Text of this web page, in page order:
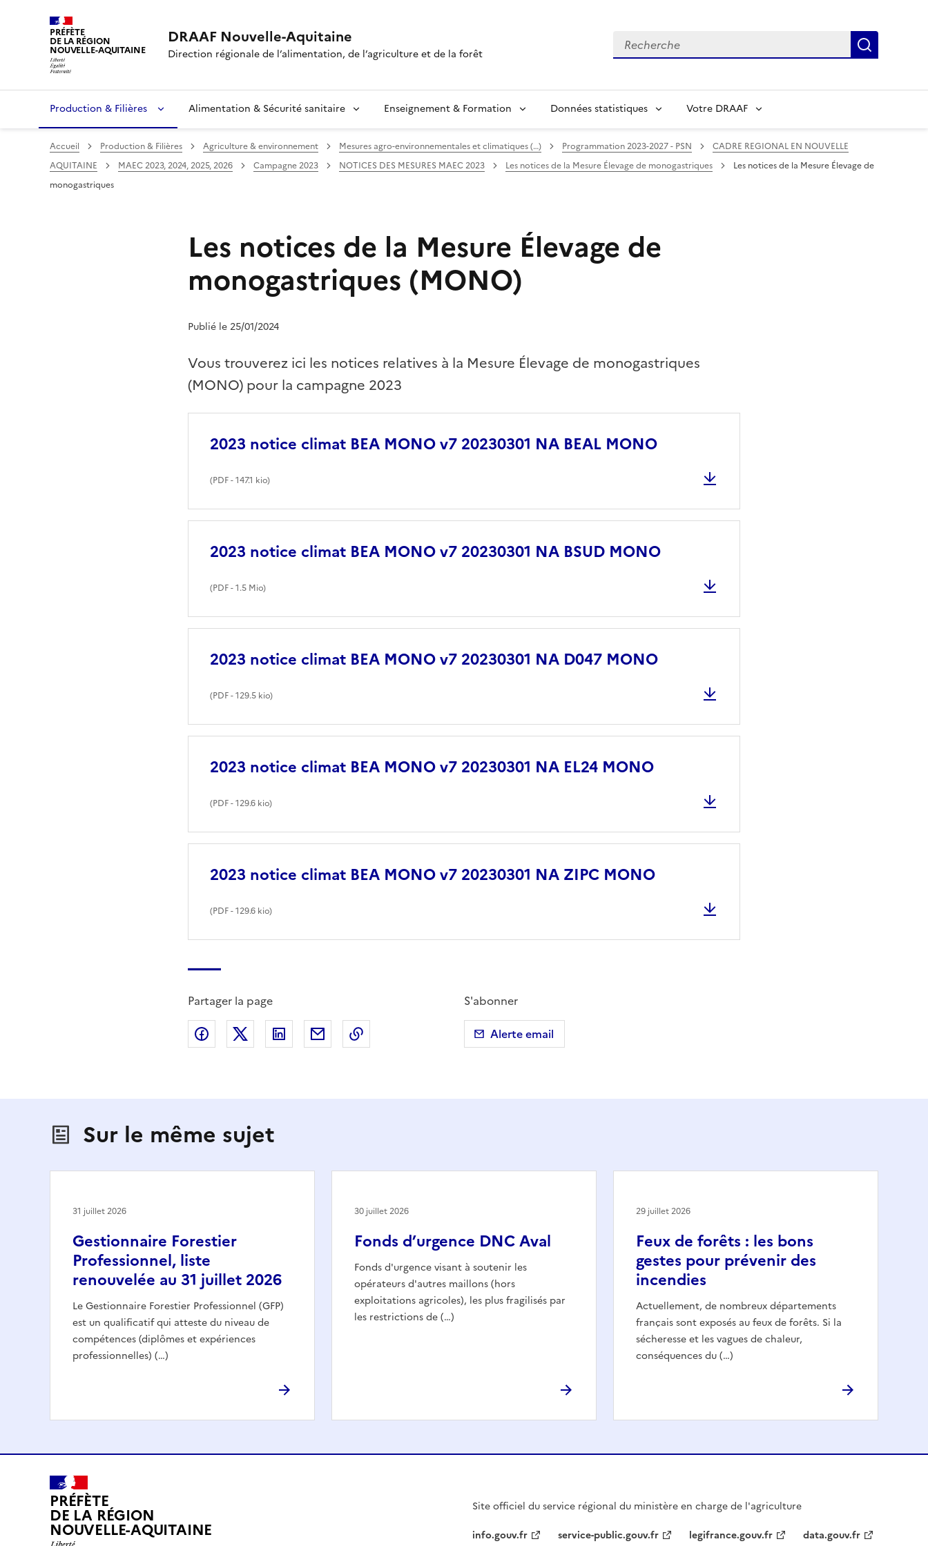
PRÉFÈTE
DE LA RÉGION
NOUVELLE-AQUITAINE
DRAAF Nouvelle-Aquitaine
Direction régionale de l’alimentation, de l’agriculture et de la forêt
Recherche
Production & Filières Alimentation & Sécurité sanitaire Enseignement & Formation Données statistiques Votre DRAAF
Accueil Production & Filières Agriculture & environnement Mesures agro-environnementales et climatiques (…) Programmation 2023-2027 - PSN
CADRE REGIONAL EN NOUVELLE
AQUITAINE
MAEC 2023, 2024, 2025, 2026 Campagne 2023 NOTICES DES MESURES MAEC 2023 Les notices de la Mesure Élevage de monogastriques
Les notices de la Mesure Élevage de
monogastriques
Les notices de la Mesure Élevage de
monogastriques (MONO)
Publié le 25/01/2024
Vous trouverez ici les notices relatives à la Mesure Élevage de monogastriques
(MONO) pour la campagne 2023
2023 notice climat BEA MONO v7 20230301 NA BEAL MONO
(PDF- 147.1 kio)
2023 notice climat BEA MONO v7 20230301 NA BSUD MONO
(PDF- 1.5 Mio)
2023 notice climat BEA MONO v7 20230301 NA D047 MONO
(PDF- 129.5 kio)
2023 notice climat BEA MONO v7 20230301 NA EL24 MONO
(PDF- 129.6 kio)
2023 notice climat BEA MONO v7 20230301 NA ZIPC MONO
(PDF- 129.6 kio)
Partager la page
Partager sur Facebook
Partager sur X (anciennement Twitter)
Partager sur LinkedIn
Partager par emailCopier dans le presse-papier
S'abonner
Alerte email
Sur le même sujet
Gestionnaire Forestier
Professionnel, liste
renouvelée au 31 juillet 2026
Le Gestionnaire Forestier Professionnel (GFP)
est un qualificatif qui atteste du niveau de
compétences (diplômes et expériences
professionnelles) (…)
31 juillet 2026
Fonds d’urgence DNC Aval
Fonds d'urgence visant à soutenir les
opérateurs d'autres maillons (hors
exploitations agricoles), les plus fragilisés par
les restrictions de (…)
30 juillet 2026
Feux de forêts : les bons
gestes pour prévenir des
incendies
Actuellement, de nombreux départements
français sont exposés au feux de forêts. Si la
sécheresse et les vagues de chaleur,
conséquences du (…)
29 juillet 2026
PRÉFÈTE
DE LA RÉGION
NOUVELLE-AQUITAINE
Site officiel du service régional du ministère en charge de l'agriculture
info.gouv.fr
service-public.gouv.fr legifrance.gouv.fr data.gouv.fr